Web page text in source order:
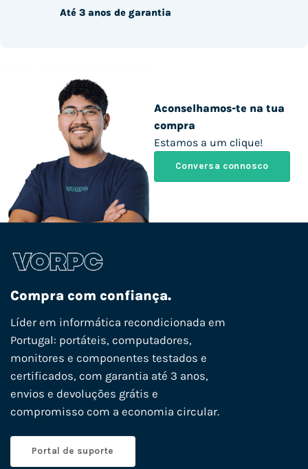
Aconselhamos-te na tua
compra
Estamos a um clique!
Conversa connosco
Até 3 anos de garantia
Compra com confiança.
Líder em informática recondicionada em
Portugal: portáteis, computadores,
monitores e componentes testados e
certificados, com garantia até 3 anos,
envios e devoluções grátis e
compromisso com a economia circular.
Portal de suporte